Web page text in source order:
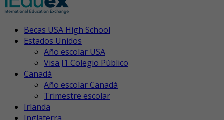
Becas USA High School
Estados Unidos
Año escolar USA
Visa J1 Colegio Público
Canadá
Año escolar Canadá
Trimestre escolar
Irlanda
Inglaterra